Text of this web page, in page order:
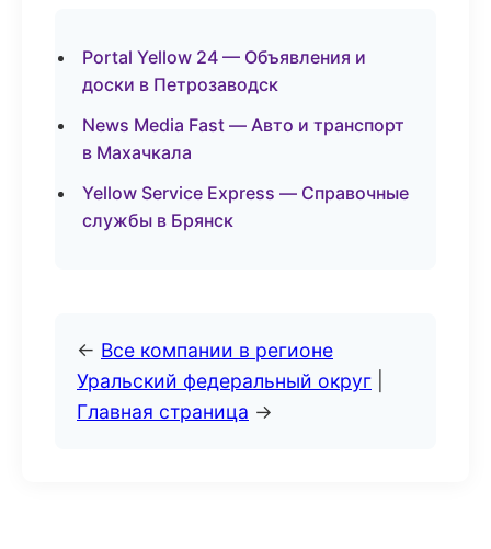
Portal Yellow 24 — Объявления и
доски в Петрозаводск
News Media Fast — Авто и транспорт
в Махачкала
Yellow Service Express — Справочные
службы в Брянск
← Все компании в регионе
Уральский федеральный округ
Главная страница →